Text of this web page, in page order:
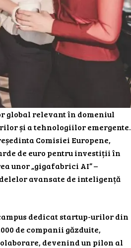
global relevant în domeniul
și a tehnologiilor emergente.
Comisiei Europene,
de euro pentru investiții în
unor „gigafabrici AI” –
avansate de inteligență
dedicat startup-urilor din
de companii găzduite,
devenind un pilon al